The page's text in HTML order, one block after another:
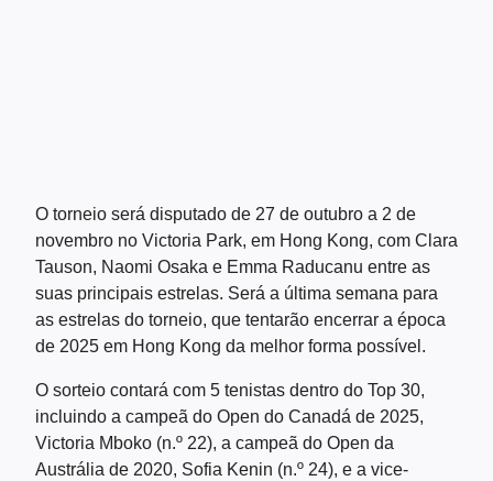
O torneio será disputado de 27 de outubro a 2 de
novembro no Victoria Park, em Hong Kong, com Clara
Tauson, Naomi Osaka e Emma Raducanu entre as
suas principais estrelas. Será a última semana para
as estrelas do torneio, que tentarão encerrar a época
de 2025 em Hong Kong da melhor forma possível.
O sorteio contará com 5 tenistas dentro do Top 30,
incluindo a campeã do Open do Canadá de 2025,
Victoria Mboko (n.º 22), a campeã do Open da
Austrália de 2020, Sofia Kenin (n.º 24), e a vice-